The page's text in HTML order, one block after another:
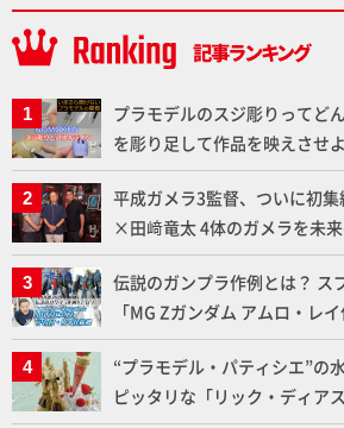
プラモデルのスジ彫りってど
を彫り足して作品を映えさせ
いプラモデルの基礎：スジ彫
平成ガメラ3監督、ついに初
×田﨑竜太 4体のガメラを未
メラ永久保存化プロジェクト
伝説のガンプラ作例とは？ ス
「MG Zガンダム アムロ・レ
ふたたび塗る!!【試し読み】
“プラモデル・パティシエ”の
ピッタリな「リック・ディア